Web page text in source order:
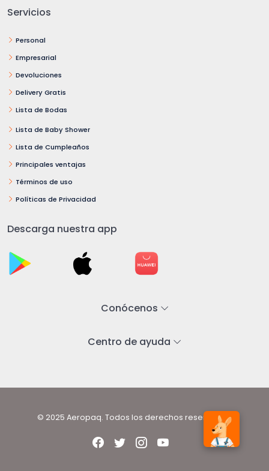
Servicios
Personal
Empresarial
Devoluciones
Delivery Gratis
Lista de Bodas
Lista de Baby Shower
Lista de Cumpleaños
Principales ventajas
Términos de uso
Políticas de Privacidad
Descarga nuestra app
Conócenos
Centro de ayuda
© 2025 Aeropaq. Todos los derechos reservados.